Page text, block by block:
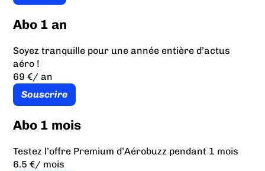
Abo 1 an
Soyez tranquille pour une année entière d’actus
aéro !
69 €/ an
Souscrire
Abo 1 mois
Testez l’offre Premium d’Aérobuzz pendant 1 mois
6.5 €/ mois